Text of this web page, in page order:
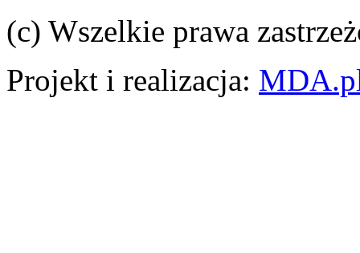
(c) Wszelkie prawa
Projekt i realizacja: